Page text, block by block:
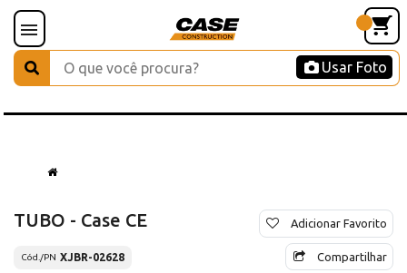
Usar Foto
TUBO - Case CE
Cód./PN XJBR-02628
Adicionar Favorito
Compartilhar